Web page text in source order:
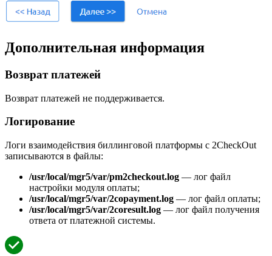
Дополнительная информация
Возврат платежей
Возврат платежей не поддерживается.
Логирование
Логи взаимодействия биллинговой платформы с 2CheckOut
записываются в файлы:
/usr/local/mgr5/var/pm2checkout.log — лог файл
настройки модуля оплаты;
/usr/local/mgr5/var/2copayment.log — лог файл оплаты;
/usr/local/mgr5/var/2coresult.log — лог файл получения
ответа от платежной системы.